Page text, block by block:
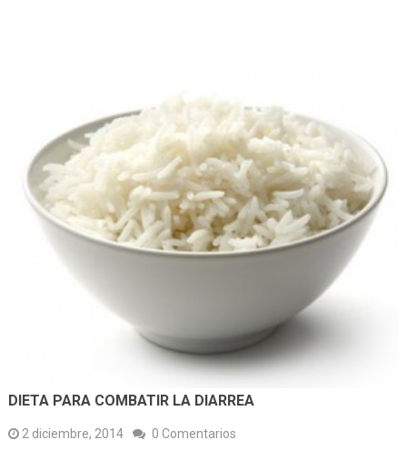
DIETA PARA COMBATIR LA DIARREA
2 diciembre, 2014 0 Comentarios